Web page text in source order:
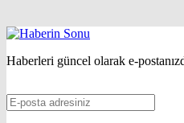
Haberleri güncel olarak e-